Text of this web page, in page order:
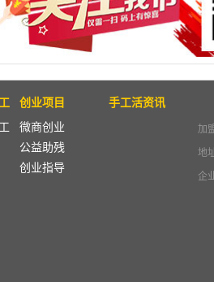
创业项目
微商创业
公益助残
创业指导
手工活资讯
加
地
企